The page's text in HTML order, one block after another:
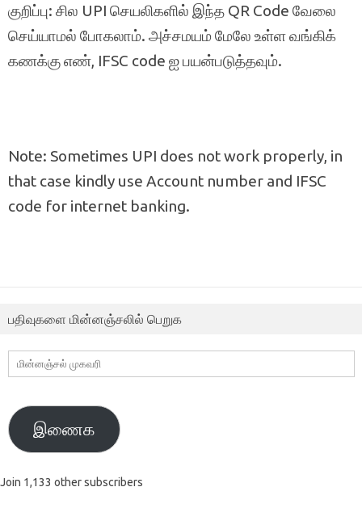
குறிப்பு: சில UPI செயலிகளில் இந்த QR Code வேலை
செய்யாமல் போகலாம். அச்சமயம் மேலே உள்ள வங்கிக்
கணக்கு எண், IFSC code ஐ பயன்படுத்தவும்.
Note: Sometimes UPI does not work properly, in
that case kindly use Account number and IFSC
code for internet banking.
பதிவுகளை மின்னஞ்சலில் பெறுக
மின்னஞ்சல்
முகவரி
இணைக
Join 1,133 other subscribers